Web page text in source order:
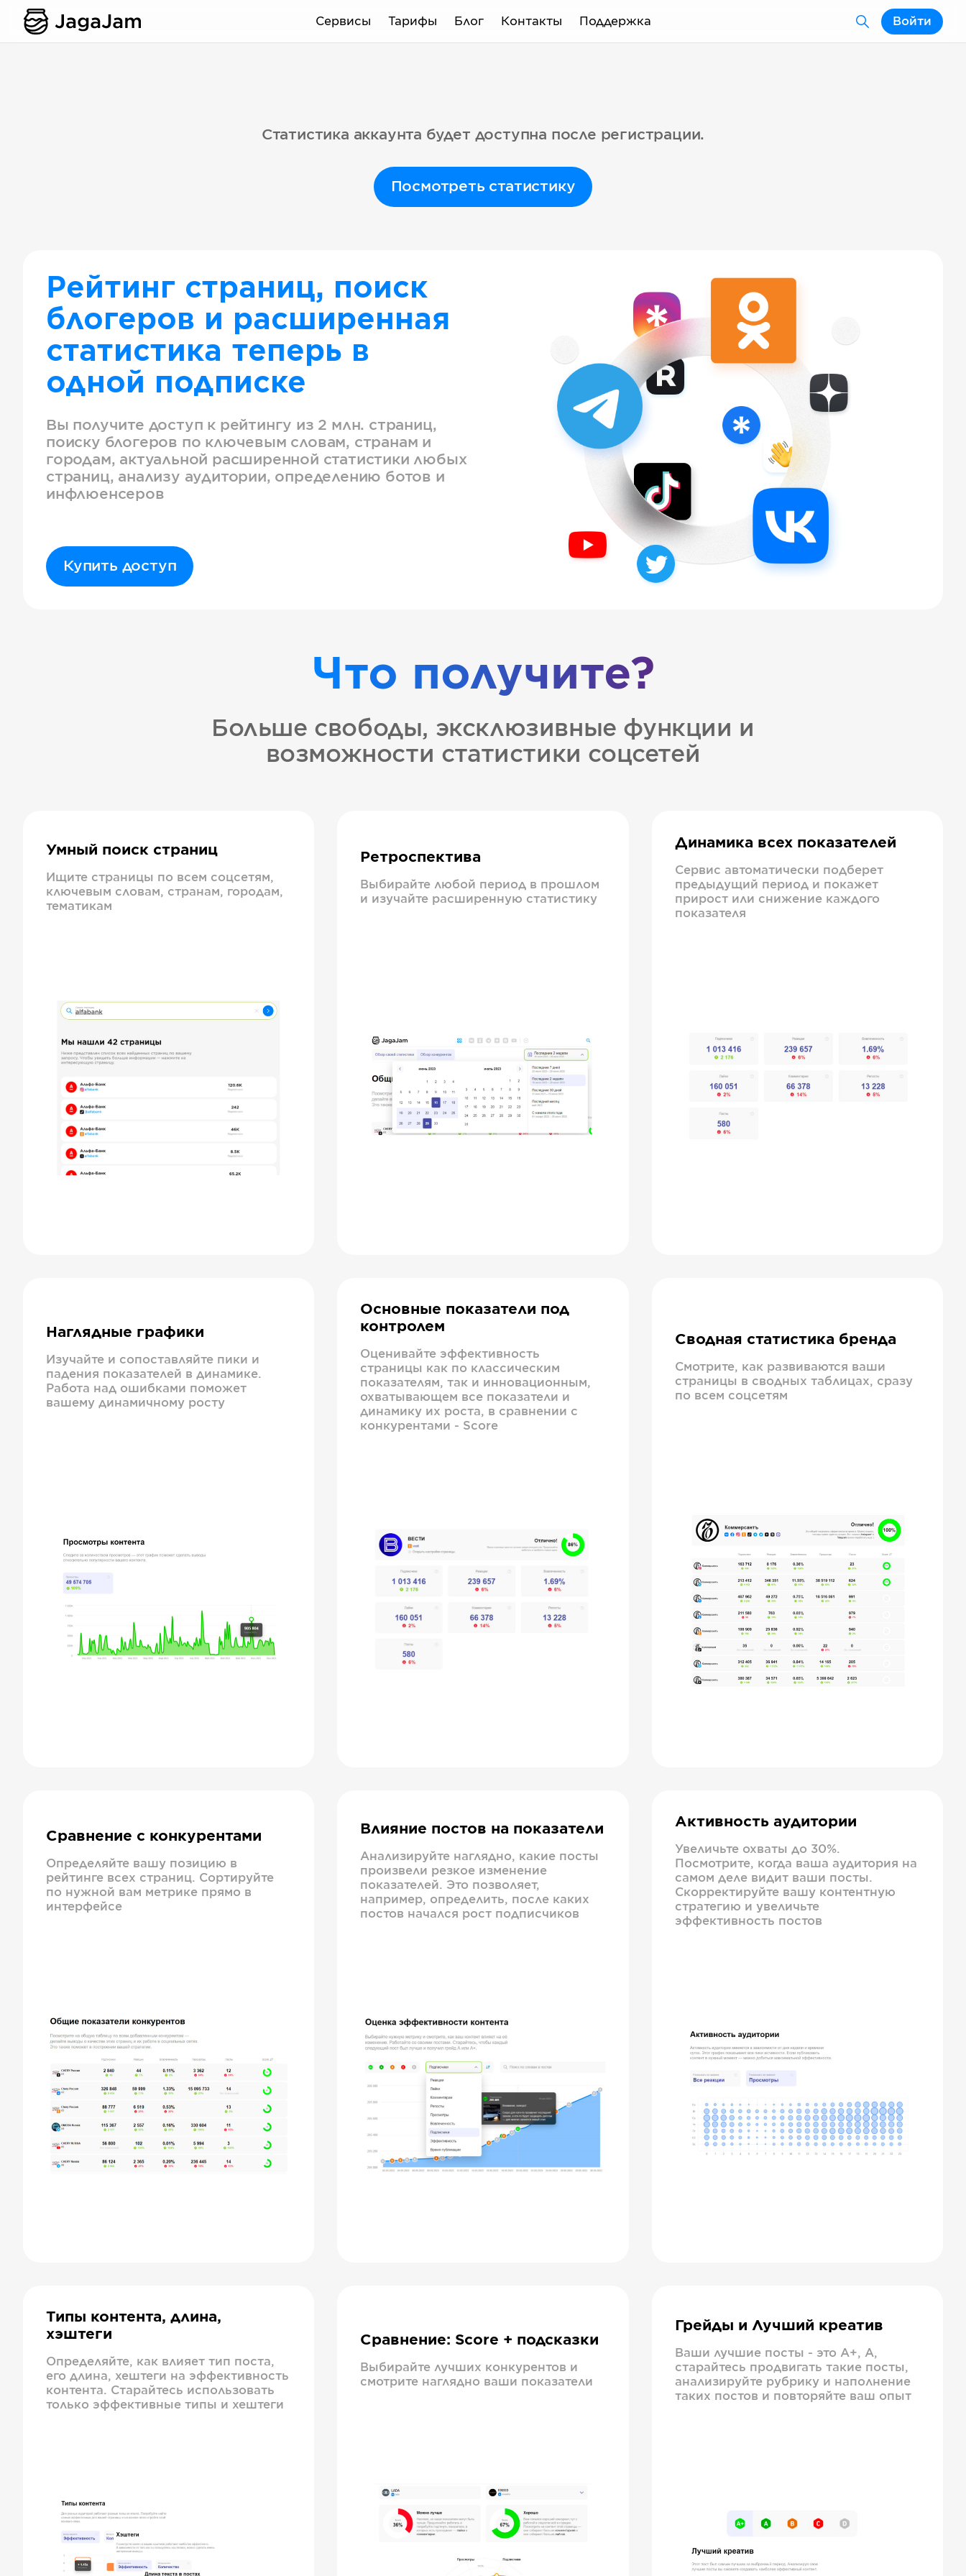
Сервисы Тарифы Блог Контакты Поддержка Войти
Статистика аккаунта будет доступна после регистрации.
Посмотреть статистику
Рейтинг страниц, поиск
блогеров и расширенная
статистика теперь в
одной подписке
Вы получите доступ к рейтингу из 2 млн. страниц,
поиску блогеров по ключевым словам, странам и
городам, актуальной расширенной статистики любых
страниц, анализу аудитории, определению ботов и
инфлюенсеров
Купить доступ
Что получите?
Больше свободы, эксклюзивные функции и
возможности статистики соцсетей
Умный поиск страниц
Ищите страницы по всем соцсетям,
ключевым словам, странам, городам,
тематикам
Ретроспектива
Выбирайте любой период в прошлом
и изучайте расширенную статистику
Динамика всех показателей
Сервис автоматически подберет
предыдущий период и покажет
прирост или снижение каждого
показателя
Наглядные графики
Изучайте и сопоставляйте пики и
падения показателей в динамике.
Работа над ошибками поможет
вашему динамичному росту
Основные показатели под
контролем
Оценивайте эффективность
страницы как по классическим
показателям, так и инновационным,
охватывающем все показатели и
динамику их роста, в сравнении с
конкурентами - Score
Сводная статистика бренда
Смотрите, как развиваются ваши
страницы в сводных таблицах, сразу
по всем соцсетям
Сравнение с конкурентами
Определяйте вашу позицию в
рейтинге всех страниц. Сортируйте
по нужной вам метрике прямо в
интерфейсе
Влияние постов на показатели
Анализируйте наглядно, какие посты
произвели резкое изменение
показателей. Это позволяет,
например, определить, после каких
постов начался рост подписчиков
Активность аудитории
Увеличьте охваты до 30%.
Посмотрите, когда ваша аудитория на
самом деле видит ваши посты.
Скорректируйте вашу контентную
стратегию и увеличьте
эффективность постов
Типы контента, длина,
хэштеги
Определяйте, как влияет тип поста,
его длина, хештеги на эффективность
контента. Старайтесь использовать
только эффективные типы и хештеги
Сравнение: Score + подсказки
Выбирайте лучших конкурентов и
смотрите наглядно ваши показатели
Грейды и Лучший креатив
Ваши лучшие посты - это А+, А,
старайтесь продвигать такие посты,
анализируйте рубрику и наполнение
таких постов и повторяйте ваш опыт